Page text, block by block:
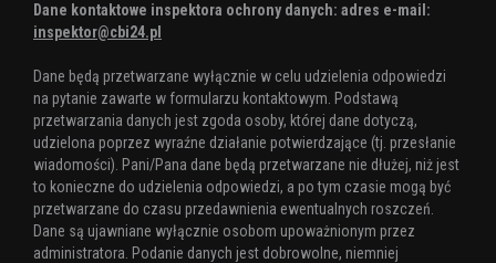
Dane kontaktowe inspektora ochrony danych: adres e-mail:
inspektor@cbi24.pl
Dane będą przetwarzane wyłącznie w celu udzielenia odpowiedzi
na pytanie zawarte w formularzu kontaktowym. Podstawą
przetwarzania danych jest zgoda osoby, której dane dotyczą,
udzielona poprzez wyraźne działanie potwierdzające (tj. przesłanie
wiadomości). Pani/Pana dane będą przetwarzane nie dłużej, niż jest
to konieczne do udzielenia odpowiedzi, a po tym czasie mogą być
przetwarzane do czasu przedawnienia ewentualnych roszczeń.
Dane są ujawniane wyłącznie osobom upoważnionym przez
administratora. Podanie danych jest dobrowolne, niemniej